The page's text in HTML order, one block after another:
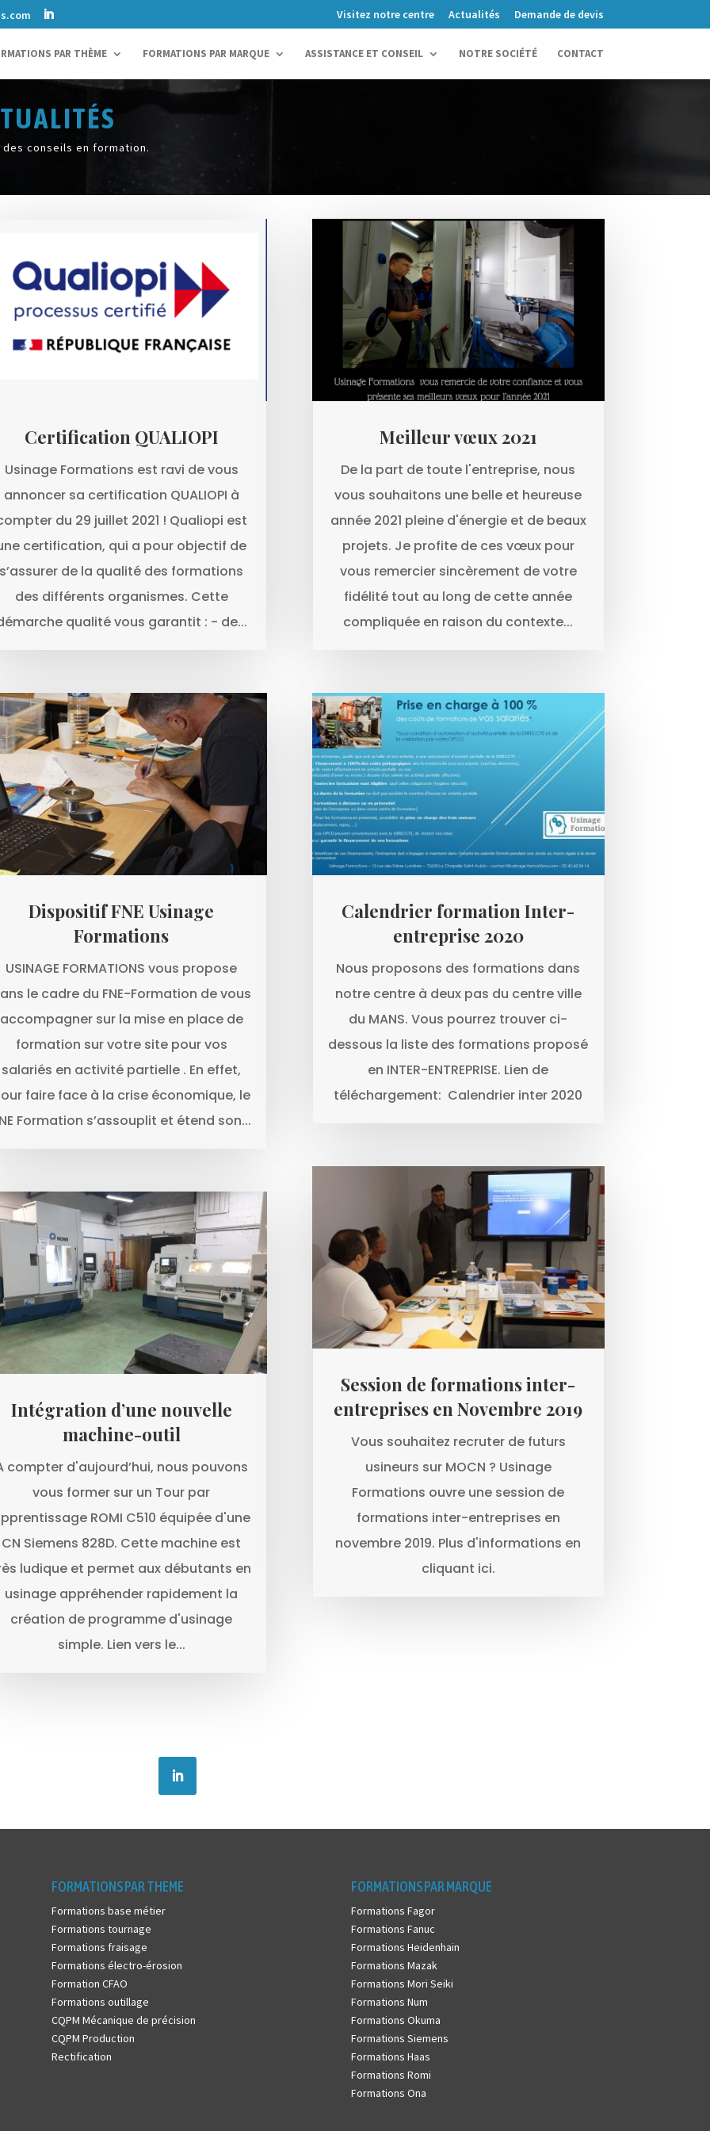
Visitez notre centre Actualités Demande de devis
PAR THÈME FORMATIONS PAR MARQUE ASSISTANCE ET CONSEIL NOTRE SOCIÉTÉ CONTACT
conseils en formation.
Certification QUALIOPI
Usinage Formations est ravi de vous
annoncer sa certification QUALIOPI à
du 29 juillet 2021 ! Qualiopi est
certification, qui a pour objectif de
s’assurer de la qualité des formations
des différents organismes. Cette
qualité vous garantit : - de...
Dispositif FNE Usinage
Formations
USINAGE FORMATIONS vous propose
le cadre du FNE-Formation de vous
accompagner sur la mise en place de
formation sur votre site pour vos
salariés en activité partielle . En effet,
faire face à la crise économique, le
Formation s’assouplit et étend son...
Intégration d’une nouvelle
machine-outil
compter d'aujourd’hui, nous pouvons
vous former sur un Tour par
ROMI C510 équipée d'une
CN Siemens 828D. Cette machine est
ludique et permet aux débutants en
usinage appréhender rapidement la
création de programme d'usinage
simple. Lien vers le...
Meilleur vœux 2021
De la part de toute l'entreprise, nous
vous souhaitons une belle et heureuse
année 2021 pleine d'énergie et de beaux
projets. Je profite de ces vœux pour
vous remercier sincèrement de votre
fidélité tout au long de cette année
compliquée en raison du contexte...
Calendrier formation Inter-
entreprise 2020
Nous proposons des formations dans
notre centre à deux pas du centre ville
du MANS. Vous pourrez trouver ci-
dessous la liste des formations proposé
en INTER-ENTREPRISE. Lien de
téléchargement: Calendrier inter 2020
Session de formations inter-
entreprises en Novembre 2019
Vous souhaitez recruter de futurs
usineurs sur MOCN ? Usinage
Formations ouvre une session de
formations inter-entreprises en
novembre 2019. Plus d'informations en
cliquant ici.
FORMATIONS PAR THEME
Formations base métier
Formations tournage
Formations fraisage
Formations électro-érosion
Formation CFAO
Formations outillage
CQPM Mécanique de précision
CQPM Production
Rectification
FORMATIONS PAR MARQUE
Formations Fagor
Formations Fanuc
Formations Heidenhain
Formations Mazak
Formations Mori Seiki
Formations Num
Formations Okuma
Formations Siemens
Formations Haas
Formations Romi
Formations Ona